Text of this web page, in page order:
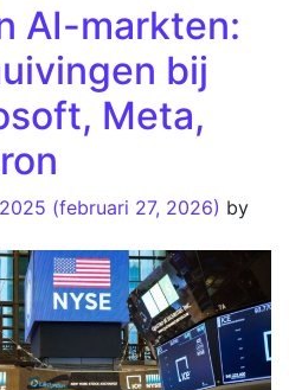
AI-markten:
bij
Meta,
(februari 27, 2026) by